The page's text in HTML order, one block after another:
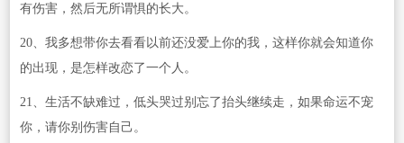
有伤害，然后无所谓惧的长大。
20、我多想带你去看看以前还没爱上你的我，这样你就会知道你
的出现，是怎样改恋了一个人。
21、生活不缺难过，低头哭过别忘了抬头继续走，如果命运不宠
你，请你别伤害自己。